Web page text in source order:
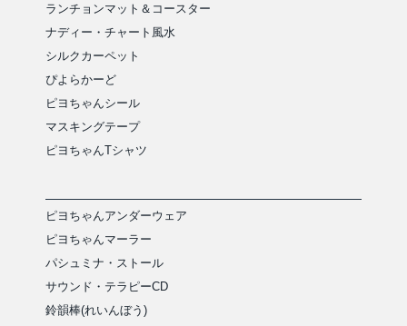
ランチョンマット＆コースター
ナディー・チャート風水
シルクカーペット
ぴよらかーど
ピヨちゃんシール
マスキングテープ
ピヨちゃんTシャツ
ピヨちゃんアンダーウェア
ピヨちゃんマーラー
パシュミナ・ストール
サウンド・テラピーCD
鈴韻棒(れいんぼう)